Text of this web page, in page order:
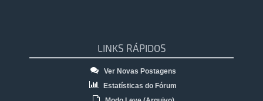
LINKS RÁPIDOS
Ver Novas Postagens
Estatísticas do Fórum